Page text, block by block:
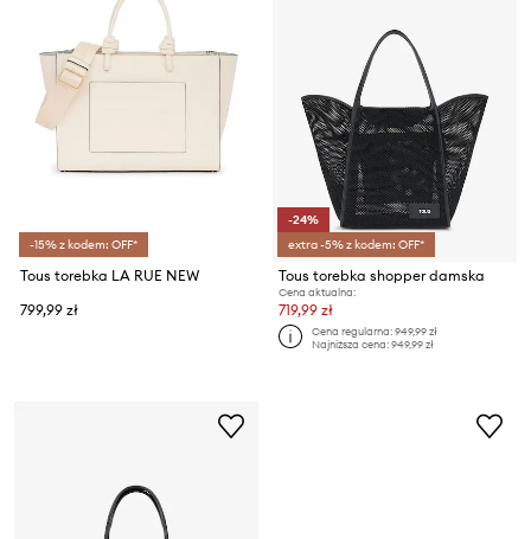
-15% z kodem: OFF*
Tous torebka LA RUE NEW
799,99 zł
-24%
extra -5% z kodem: OFF*
Tous torebka shopper damska
Cena aktualna:
719,99 zł
Cena regularna:949,99 zł
Najniższa cena:949,99 zł